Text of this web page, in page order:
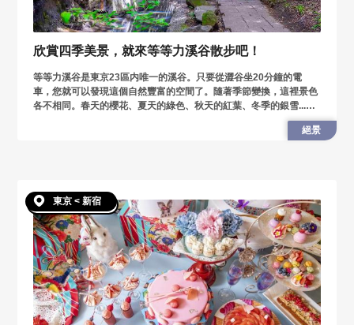
欣賞四季美景，就來等等力溪谷散步吧！
等等力溪谷是東京23區内唯一的溪谷。只要從澀谷坐20分鐘的電
車，您就可以發現這個自然豐富的空間了。隨著季節變換，這裡景色
各不相同。春天的櫻花、夏天的綠色、秋天的紅葉、冬季的銀雪...您
絕景
東京 < 新宿